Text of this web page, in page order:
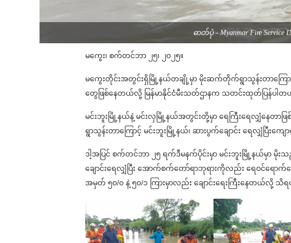
ဓာတ်ပုံ - Myanmar Fire Service
မကွေး၊ စက်တင်ဘာ ၂၅၊ ၂၀၂၅။
မကွေးတိုင်းအတွင်းရှိမြို့နယ်တချို့မှာ မိုးဆက်တိုက်ရွာသွန်းတာကြေ
တွေဖြစ်နေတယ်လို့ မြန်မာနိုင်ငံမီးသတ်ဌာနက သတင်းထုတ်ပြန်ပါတ
မင်းဘူးမြို့နယ်နဲ့ မင်းလှမြို့နယ်အတွင်းတို့မှာ ရေကြီးရေလျှံနေတာဖ
ရွာသွန်းတာကြောင့် မင်းဘူးမြို့နယ်၊ ဆားပွက်ချောင်း ရေလျှံပြီ
ဒါ့အပြင် စက်တင်ဘာ ၂၅ ရက်ဒီမနက်ပိုင်းမှာ မင်းဘူးမြို့နယ်မှာ မိုးသ
ချောင်းရေလျှံပြီး အောက်စက်တော်ရာဘုရားကိုလည်း ရေဝင်ရေ
အမှတ် ၅၀/၀ နဲ့ ၅၀/၁ ကြားမှာလည်း ချောင်းရေးကြီးနေတယ်လို့ သိ